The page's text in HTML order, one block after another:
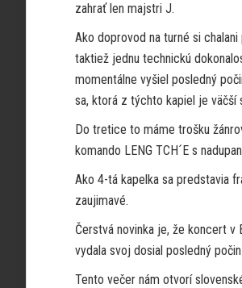
zahrať len majstri J.
Ako doprovod na turné si
taktiež jednu technickú
momentálne vyšiel posledný
sa, ktorá z týchto kapiel je väčší
Do tretice to máme trošku
komando LENG TCH´E s
Ako 4-tá kapelka sa predstavia
zaujimavé.
Čerstvá novinka je, že koncert v
vydala svoj dosial posledný
Tento večer nám otvorí